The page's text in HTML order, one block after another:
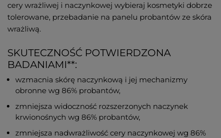
cery wrażliwej i naczynkowej wybieraj kosmetyki dobrze
tolerowane, przebadanie na panelu probantów ze skóra
wrażliwą.
SKUTECZNOŚĆ POTWIERDZONA
BADANIAMI**:
wzmacnia skórę naczynkową i jej mechanizmy
obronne wg 86% probantów,
zmniejsza widoczność rozszerzonych naczynek
krwionośnych wg 86% probantów,
zmniejsza nadwrażliwość cery naczynkowej wg 86%